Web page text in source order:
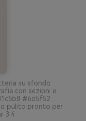
su sfondo
con sezioni e
#6d5f52
pulito pronto per
3:4